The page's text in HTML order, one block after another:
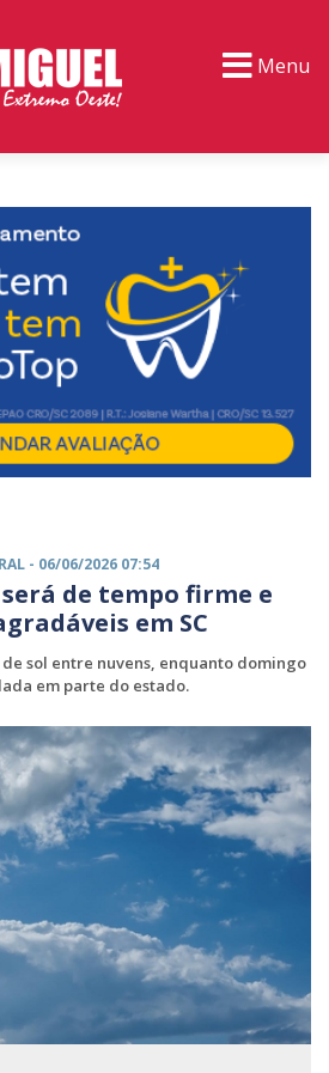
Menu
- 06/06/2026 07:54
de tempo firme e
em SC
sol entre nuvens, enquanto domingo
em parte do estado.